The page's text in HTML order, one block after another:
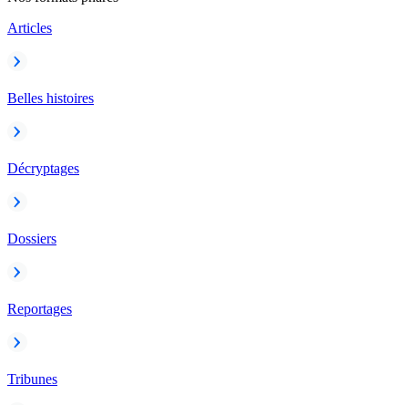
Articles
Belles histoires
Décryptages
Dossiers
Reportages
Tribunes